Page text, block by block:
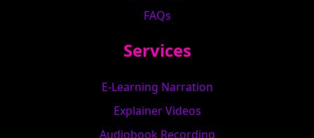
FAQs
Services
E-Learning Narration
Explainer Videos
Audiobook Recording